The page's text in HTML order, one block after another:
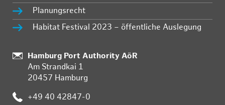
Planungsrecht
Habitat Festival 2023 – öffentliche Auslegung
:
Hamburg Port Authority AöR
Am Strandkai 1
20457 Hamburg
: +49 40 42847-0